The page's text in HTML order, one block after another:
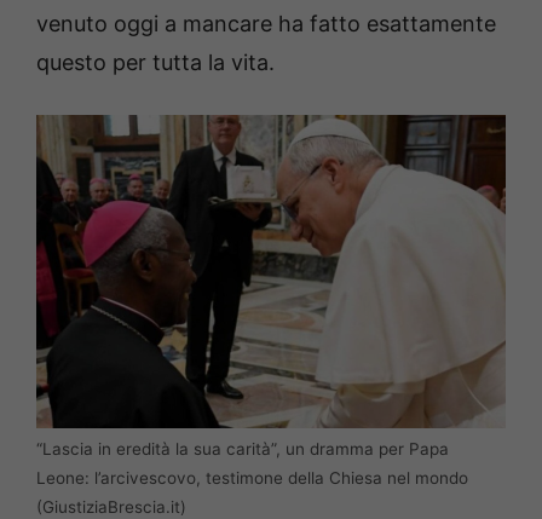
venuto oggi a mancare ha fatto esattamente
questo per tutta la vita.
“Lascia in eredità la sua carità”, un dramma per Papa
Leone: l’arcivescovo, testimone della Chiesa nel mondo
(GiustiziaBrescia.it)